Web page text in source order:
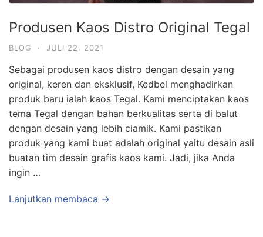
Produsen Kaos Distro Original Tegal
BLOG · JULI 22, 2021
Sebagai produsen kaos distro dengan desain yang
original, keren dan eksklusif, Kedbel menghadirkan
produk baru ialah kaos Tegal. Kami menciptakan kaos
tema Tegal dengan bahan berkualitas serta di balut
dengan desain yang lebih ciamik. Kami pastikan
produk yang kami buat adalah original yaitu desain asli
buatan tim desain grafis kaos kami. Jadi, jika Anda
ingin …
Lanjutkan membaca →